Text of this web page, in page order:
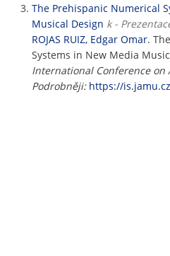
The Prehispanic Numerical
Musical Design k -
ROJAS RUIZ, Edgar Omar.
Systems in New Media
International Conference on
Podrobněji: https://